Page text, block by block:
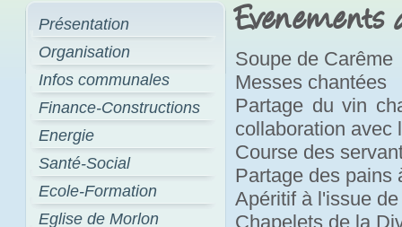
Présentation
Organisation
Infos communales
Finance-Constructions
Energie
Santé-Social
Ecole-Formation
Eglise de Morlon
Evenements
Soupe de Carême
Messes chantées
Partage du vin
collaboration avec
Course des
Partage des pains
Apéritif à l'issue
Chapelets de la